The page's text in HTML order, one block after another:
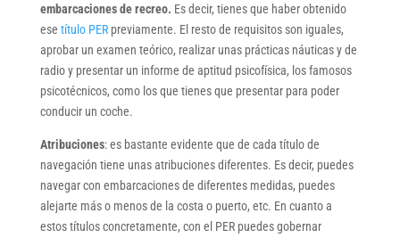
embarcaciones de recreo. Es decir, tienes que haber obtenido
ese título PERpreviamente. El resto de requisitos son iguales,
aprobar un examen teórico, realizar unas prácticas náuticas y de
radio y presentar un informe de aptitud psicofísica, los famosos
psicotécnicos, como los que tienes que presentar para poder
conducir un coche.
Atribuciones: es bastante evidente que de cada título de
navegación tiene unas atribuciones diferentes. Es decir, puedes
navegar con embarcaciones de diferentes medidas, puedes
alejarte más o menos de la costa o puerto, etc. En cuanto a
estos títulos concretamente, con el PER puedes gobernar